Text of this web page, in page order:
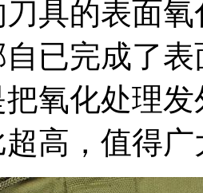
具的表面
已完成了
氧化处理
高，值得